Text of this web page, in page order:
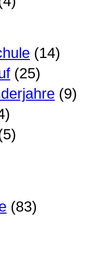
(14)
(25)
(9)
(83)